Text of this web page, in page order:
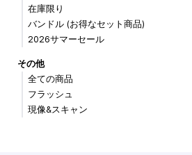
在庫限り
バンドル (お得なセット商品)
2026サマーセール
その他
全ての商品
フラッシュ
現像&スキャン